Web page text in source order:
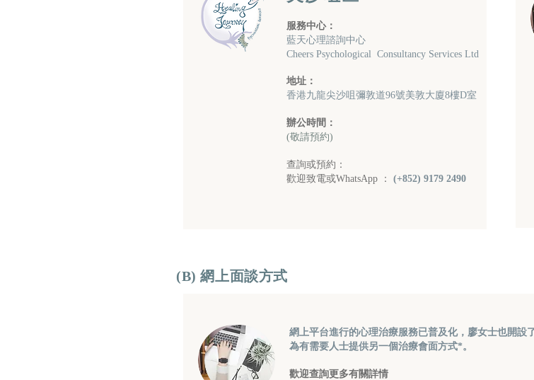
服務中心：
藍天心理諮詢中心
​Cheers Psychological Consultancy Services Ltd
地址：
香港九龍尖沙咀彌敦道96號美敦大廈8樓D室
辦公時間：
(敬請預約)
查詢或預約：
歡迎致電或WhatsApp ：
(+852) 9179 2490
(B) 網上面談方式
網上平台進行的心理治療服務已普及化，廖女士也開設
為有需要人士提供另一個治療會面方式*。
歡迎查詢更多有關詳情